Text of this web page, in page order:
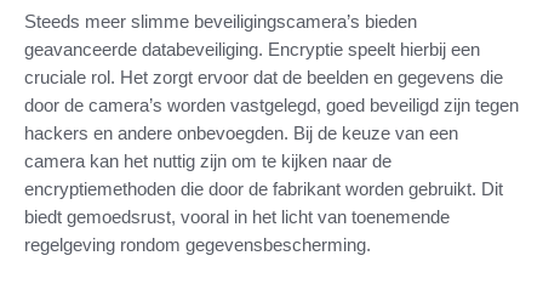
Steeds meer slimme beveiligingscamera’s bieden
geavanceerde databeveiliging. Encryptie speelt hierbij een
cruciale rol. Het zorgt ervoor dat de beelden en gegevens die
door de camera’s worden vastgelegd, goed beveiligd zijn tegen
hackers en andere onbevoegden. Bij de keuze van een
camera kan het nuttig zijn om te kijken naar de
encryptiemethoden die door de fabrikant worden gebruikt. Dit
biedt gemoedsrust, vooral in het licht van toenemende
regelgeving rondom gegevensbescherming.